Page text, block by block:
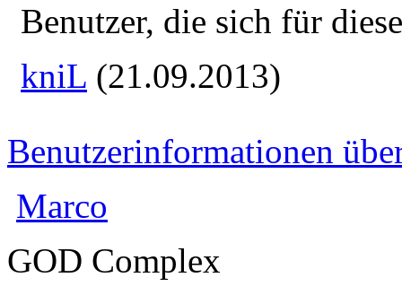
Benutzer, die sich für
kniL (21.09.2013)
Benutzerinformationen
Marco
GOD Complex